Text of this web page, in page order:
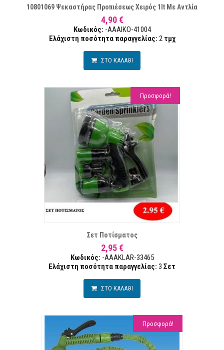
10801069 Ψεκαστήρας Προπιέσεως Χειρός 1lt Με Αντλία
4,90 €
Κωδικός: -AAAIKO-41004
Ελάχιστη ποσότητα παραγγελίας: 2 τμχ
ΣΤΟ ΚΑΛΑΘΙ
Προσφορά!
Σετ Ποτίσματος
2,95 €
Κωδικός: -AAAKLAR-33465
Ελάχιστη ποσότητα παραγγελίας: 3 Σετ
ΣΤΟ ΚΑΛΑΘΙ
Προσφορά!